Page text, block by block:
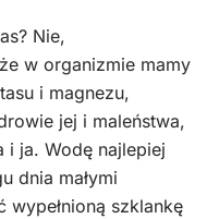
Nie,
w organizmie mamy
i magnezu,
jej i maleństwa,
i ja. Wodę najlepiej
dnia małymi
wypełnioną szklankę